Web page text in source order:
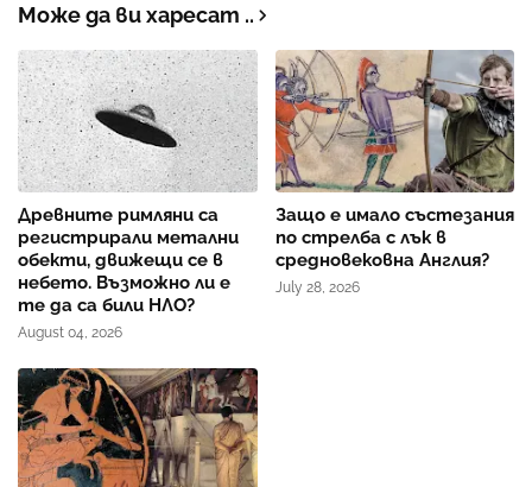
Може да ви харесат ..
Древните римляни са
регистрирали метални
обекти, движещи се в
небето. Възможно ли е
те да са били НЛО?
August 04, 2026
Защо е имало състезания
по стрелба с лък в
средновековна Англия?
July 28, 2026